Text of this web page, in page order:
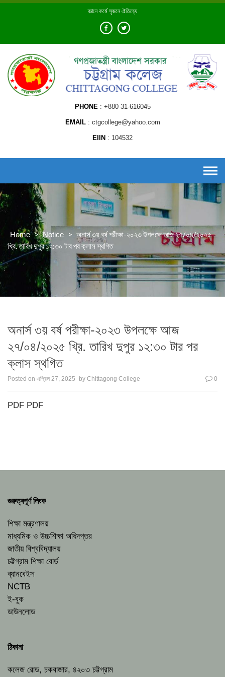
Skip
জ্ঞানে কর্মে সৃজনে ঐতিহ্যে
PHONE +880 31-616045
EMAIL ctgcollege@yahoo.com
EIIN 104532
Home > Notice > অনার্স ৩য় বর্ষ পরীক্ষা-২০২৩ উপলক্ষে আজ ২৭/০৪/২০২৫
খ্রি. তারিখ দুপুর ১২:৩০ টার পর ক্লাস স্থগিত
অনার্স ৩য় বর্ষ পরীক্ষা-২০২৩ উপলক্ষে আজ
২৭/০৪/২০২৫ খ্রি. তারিখ দুপুর ১২:৩০ টার পর
ক্লাস স্থগিত
Posted on এপ্রিল 27, 2025 by Chittagong College 0
PDF PDF
গুরুত্বপূর্ণ লিংক
শিক্ষা মন্ত্রণালয়
মাধ্যমিক ও উচ্চশিক্ষা অধিদপ্তর
জাতীয় বিশ্ববিদ্যালয়
চট্টগ্রাম শিক্ষা বোর্ড
ব্যানবেইস
NCTB
ই-বুক
ডাউনলোড
ঠিকানা
কলেজ রোড, চকবাজার, ৪২০৩ চট্টগ্রাম